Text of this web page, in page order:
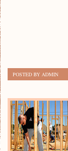
POSTED BY ADMIN